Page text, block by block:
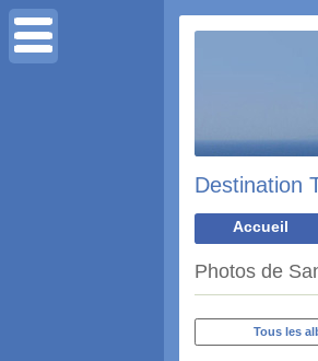
Destination
Accueil
Photos de
Tous les